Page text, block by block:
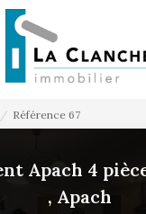
L'AGENCE
VENTE
Référence 67
Apach 4
, Apach